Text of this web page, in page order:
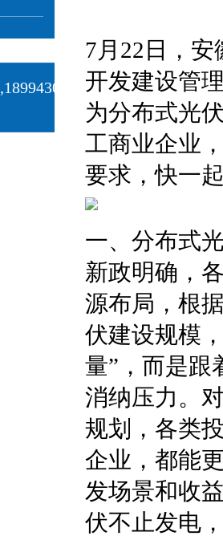
7月22日，
开发建设管
为分布式光
工商业企业
要求，快一
一、分布式
新政明确，
源布局，根
伏建设规模
量”，而是
消纳压力。
规划，各类
企业，都能
发场景和收
伏不止发电